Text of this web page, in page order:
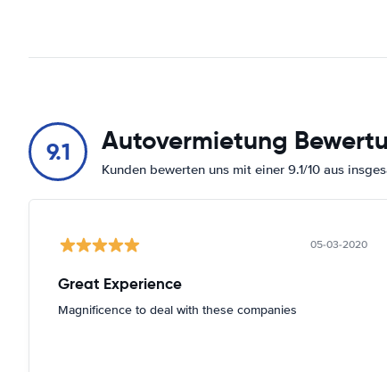
9.1 Autovermietung
Kunden bewerten uns mit einer 9.1/10 aus
05-03-2020
Great Experience
Magnificence to deal with these companies